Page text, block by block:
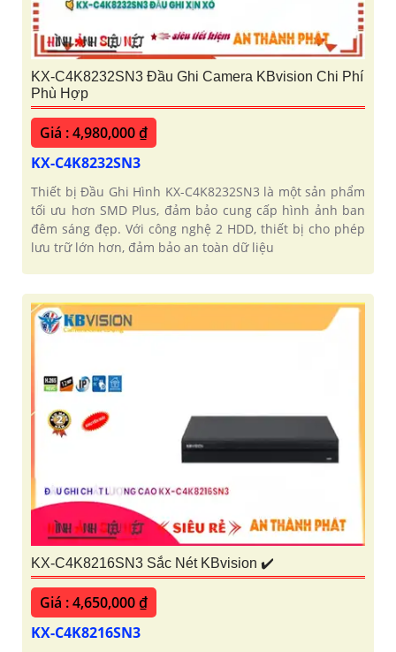
KX-C4K8232SN3 Đầu Ghi Camera KBvision Chi Phí
Phù Hợp
Giá : 4,980,000 ₫
KX-C4K8232SN3
Thiết bị Đầu Ghi Hình KX-C4K8232SN3 là một sản phẩm
tối ưu hơn SMD Plus, đảm bảo cung cấp hình ảnh ban
đêm sáng đẹp. Với công nghệ 2 HDD, thiết bị cho phép
lưu trữ lớn hơn, đảm bảo an toàn dữ liệu
KX-C4K8216SN3 Sắc Nét KBvision ✔️
Giá : 4,650,000 ₫
KX-C4K8216SN3